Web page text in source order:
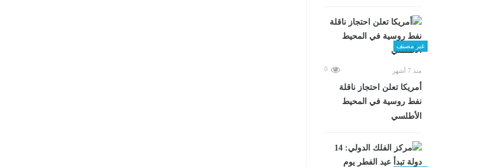
غير مصنف
منذ 7 أشهر 0
أمريكا تعلن احتجاز ناقلة
نفط روسية في المحيط
الأطلسي